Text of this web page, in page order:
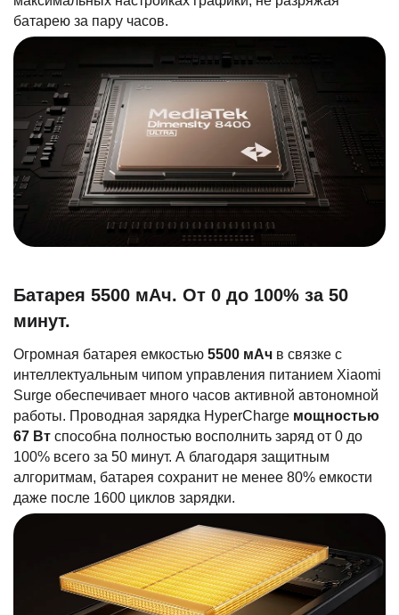
батарею за пару часов.
Батарея 5500 мАч. От 0 до 100% за 50
минут.
Огромная батарея емкостью 5500 мАч в связке с
интеллектуальным чипом управления питанием Xiaomi
Surge обеспечивает много часов активной автономной
работы. Проводная зарядка HyperCharge мощностью
67 Вт способна полностью восполнить заряд от 0 до
100% всего за 50 минут. А благодаря защитным
алгоритмам, батарея сохранит не менее 80% емкости
даже после 1600 циклов зарядки.